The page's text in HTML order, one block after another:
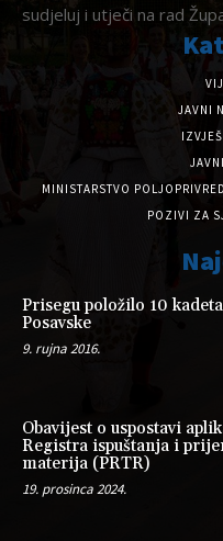
sudjeluj i utječi na rad
JAVNI
MINISTARSTVO
POZIVI ZA
Prisegu položilo 10
Posavske
9. rujna 2016.
Obavijest o uspostavi
Registra ispuštanja i
materija (PRTR)
19. prosinca 2024.